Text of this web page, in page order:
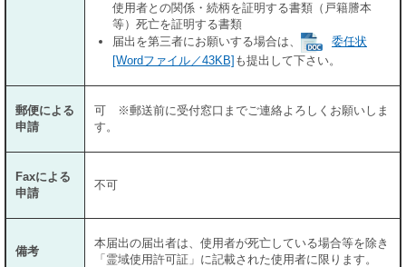
使用者との関係・続柄を証明する書類（戸籍謄本
等）死亡を証明する書類
届出を第三者にお願いする場合は、
委任状
[Wordファイル／43KB] も提出して下さい。
郵便による
申請
可 ※郵送前に受付窓口までご連絡よろしくお願いしま
す。
Faxによる
申請
不可
備考
本届出の届出者は、使用者が死亡している場合等を除き
「霊域使用許可証」に記載された使用者に限ります。